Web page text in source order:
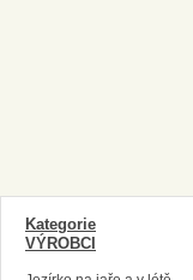
Kategorie
VÝROBCI